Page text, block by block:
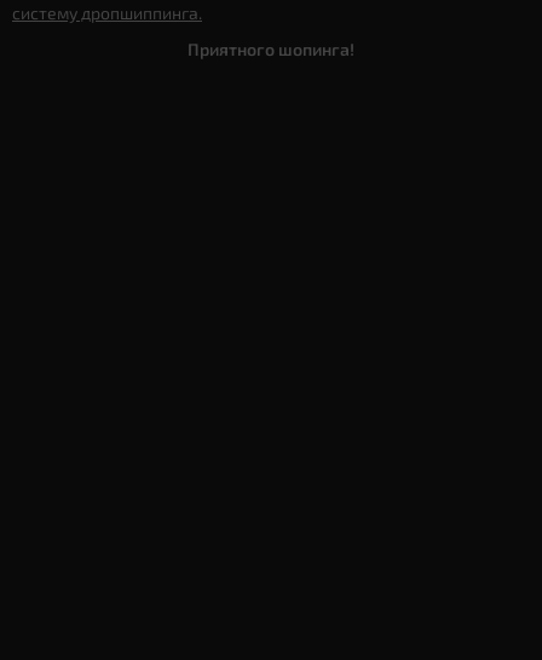
систему дропшиппинга.
Приятного шопинга!